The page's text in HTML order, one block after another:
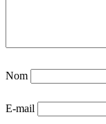
Nom
E-mail